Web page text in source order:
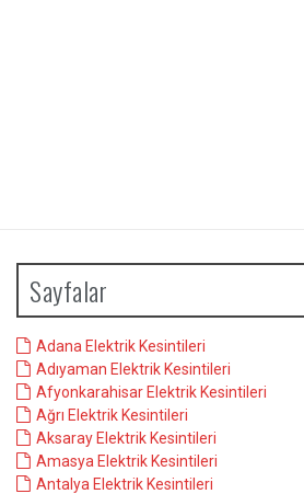
Sayfalar
Adana Elektrik Kesintileri
Adıyaman Elektrik Kesintileri
Afyonkarahisar Elektrik Kesintileri
Ağrı Elektrik Kesintileri
Aksaray Elektrik Kesintileri
Amasya Elektrik Kesintileri
Antalya Elektrik Kesintileri